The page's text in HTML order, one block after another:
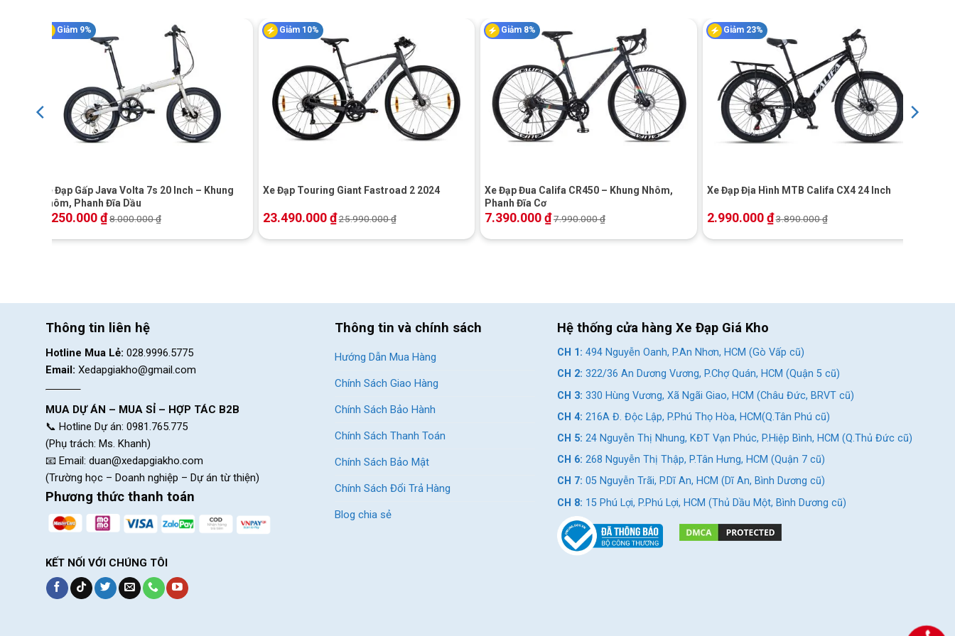
Líp 7 tầng – Xích 7 Tốc Độ
Khung Hợp Kim Nhôm 6061 Cứng và Bền
Tay bấm Shimano SL-M315 – 21 Cấp Độ( Nhật Bản )
3.Thông số kỹ thuật mẫu Xe Đap Thể Thao 26 Inch GIANT ATX 618 2020
✔ Khung hợp kim nhôm ATX Giant Alluxx 3 lớp phủ bóng
✔ Củ đề Shimano RD-TY300 – 7 Cấp Độ( Nhật Bản )
Giảm 9%
Xe Đạp Gấp Java Volta 7s 20 Inch – Khung
Nhôm, Phanh Đĩa Dầu
7.250.000₫8.000.000₫
Giảm 10%
Xe Đạp Touring Giant Fastroad 2 2024
23.490.000₫25.990.000₫
Giảm 8%
Xe Đạp Đua Califa CR450 – Khung Nhôm,
Phanh Đĩa Cơ
7.390.000₫7.990.000₫
Giảm 23%
Xe Đạp Địa Hình MTB Califa CX4 24 Inch
2.990.000₫3.890.000₫
Thông tin liên hệ
Hotline Mua Lẻ: 028.9996.5775
Email: Xedapgiakho@gmail.com
MUA DỰ ÁN – MUA SỈ – HỢP TÁC B2B
📞 Hotline Dự án: 0981.765.775
(Phụ trách: Ms. Khanh)
📧 Email: duan@xedapgiakho.com
(Trường học – Doanh nghiệp – Dự án từ thiện)
Phương thức thanh toán
KẾT NỐI VỚI CHÚNG TÔI
Thông tin và chính sách
Hướng Dẫn Mua Hàng
Chính Sách Giao Hàng
Chính Sách Bảo Hành
Chính Sách Thanh Toán
Chính Sách Bảo Mật
Chính Sách Đổi Trả Hàng
Blog chia sẻ
Hệ thống cửa hàng Xe Đạp Giá Kho
CH 1: 494 Nguyễn Oanh, P.An Nhơn, HCM (Gò Vấp cũ)
CH 2: 322/36 An Dương Vương, P.Chợ Quán, HCM (Quận 5 cũ)
CH 3: 330 Hùng Vương, Xã Ngãi Giao, HCM (Châu Đức, BRVT cũ)
CH 4: 216A Đ. Độc Lập, P.Phú Thọ Hòa, HCM(Q.Tân Phú cũ)
CH 5: 24 Nguyễn Thị Nhung, KĐT Vạn Phúc, P.Hiệp Bình, HCM (Q.Thủ Đức cũ)
CH 6: 268 Nguyễn Thị Thập, P.Tân Hưng, HCM (Quận 7 cũ)
CH 7: 05 Nguyễn Trãi, P.Dĩ An, HCM (Dĩ An, Bình Dương cũ)
CH 8: 15 Phú Lợi, P.Phú Lợi, HCM (Thủ Dầu Một, Bình Dương cũ)